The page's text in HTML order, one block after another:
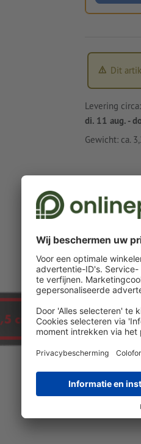
Dit
Levering circa:
di. 11 aug. -
Gewicht: ca.
Maak
het is
Het